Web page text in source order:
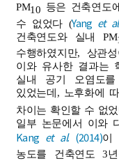
PM10 등은 건축연도
수 없었다 (Yang et al
건축연도와 실내 PM
수행하였지만, 상관
이와 유사한 결과는
실내 공기 오염도
있었는데, 노후화에
차이는 확인할 수 없
일부 논문에서 이와
Kang et al. (2014)이
농도를 건축연도 3